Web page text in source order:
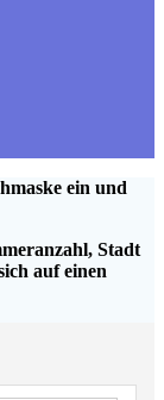
ein und
Stadt
auf einen